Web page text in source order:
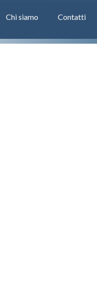
Chi siamo Contatti